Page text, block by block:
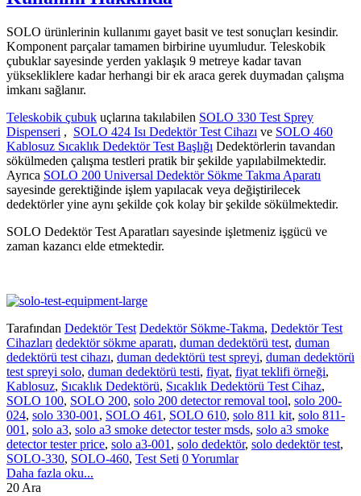
SOLO ürünlerinin kullanımı gayet basit ve test sonuçları kesindir.
Komponent parçalar tamamen birbirine uyumludur. Teleskobik
çubuklar sayesinde yerden yaklaşık 9 metreye kadar tavan
yüksekliklere kadar herhangi bir ek araca gerek duymadan çalışma
imkanı sağlanır.
Teleskobik çubuk uçlarına takılabilen SOLO 330 Test Sprey
Dispenseri , SOLO 424 Isı Dedektör Test Cihazı ve SOLO 460
Kablosuz Sıcaklık Dedektör Test Başlığı Dedektörlerin tavandan
sökülmeden çalışma testleri pratik bir şekilde yapılabilmektedir.
Ayrıca SOLO 200 Universal Dedektör Sökme Takma Aparatı
sayesinde gerektiğinde işlem yapılacak veya değiştirilecek
dedektörler yine aynı şekilde çok kolay bir şekilde sökülmektedir.
SOLO Dedektör Test Aparatları sayesinde işletmeniz işgücü ve
zaman kazancı elde etmektedir.
Tarafından Dedektör Test Dedektör Sökme-Takma, Dedektör Test
Cihazları dedektör sökme aparatı, duman dedektörü test, duman
dedektörü test cihazı, duman dedektörü test spreyi, duman dedektörü
test spreyi solo, duman dedektörü testi, fiyat, fiyat teklifi örneği,
Kablosuz, Sıcaklık Dedektörü, Sıcaklık Dedektörü Test Cihaz,
SOLO 100, SOLO 200, solo 200 detector removal tool, solo 200-
024, solo 330-001 , SOLO 461 , SOLO 610, solo 811 kit, solo 811-
001 , solo a3, solo a3 smoke detector tester msds, solo a3 smoke
detector tester price, solo a3-001 , solo dedektör, solo dedektör test,
SOLO-330, SOLO-460, Test Seti 0 Yorumlar
Daha fazla oku...
20 Ara